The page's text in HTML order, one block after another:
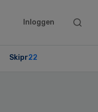
Inloggen
Search
Skipr22